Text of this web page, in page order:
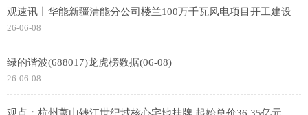
观速讯丨华能新疆清能分公司楼兰100万千瓦风电项目开工建设
26-06-08
绿的谐波(688017)龙虎榜数据(06-08)
26-06-08